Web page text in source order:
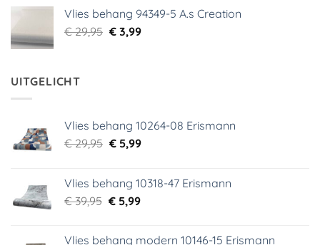
€ 29,95.€ 5,99.
Vlies behang 94349-5 A.s Creation
€29,95 Oorspronkelijke
€3,99Huidige
UITGELICHT
Vlies behang 10264-08 Erismann
€29,95 Oorspronkelijke
€ 29,95.
€5,99Huidige
€ 5,99.
Vlies behang 10318-47 Erismann
€39,95 Oorspronkelijke
€5,99Huidige
Vlies behang modern 10146-15 Erismann